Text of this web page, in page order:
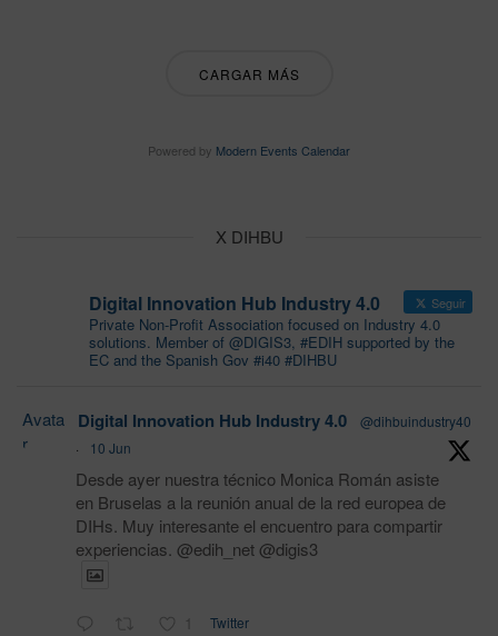
CARGAR MÁS
Powered by Modern Events Calendar
X DIHBU
Digital Innovation Hub Industry 4.0 Seguir
Private Non-Profit Association focused on Industry 4.0
solutions. Member of @DIGIS3, #EDIH supported by the
EC and the Spanish Gov #i40 #DIHBU
Avata
r
Digital Innovation Hub Industry 4.0
@dihbuindustry40
·
10 Jun
Desde ayer nuestra técnico Monica Román asiste
en Bruselas a la reunión anual de la red europea de
DIHs. Muy interesante el encuentro para compartir
experiencias. @edih_net @digis3
1 Twitter